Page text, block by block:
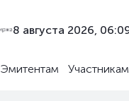
8 августа 2026,
Эмитентам